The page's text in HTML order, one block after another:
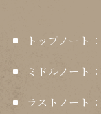
トップノート：
ミドルノート：
ラストノート：